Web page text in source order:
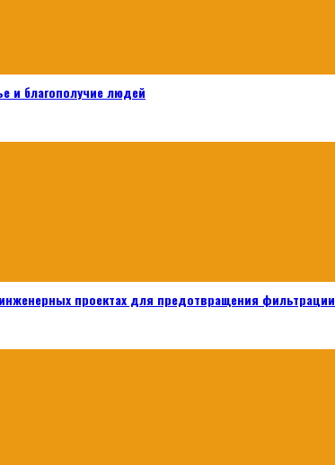
и благополучие людей
проектах для предотвращения фильтрации